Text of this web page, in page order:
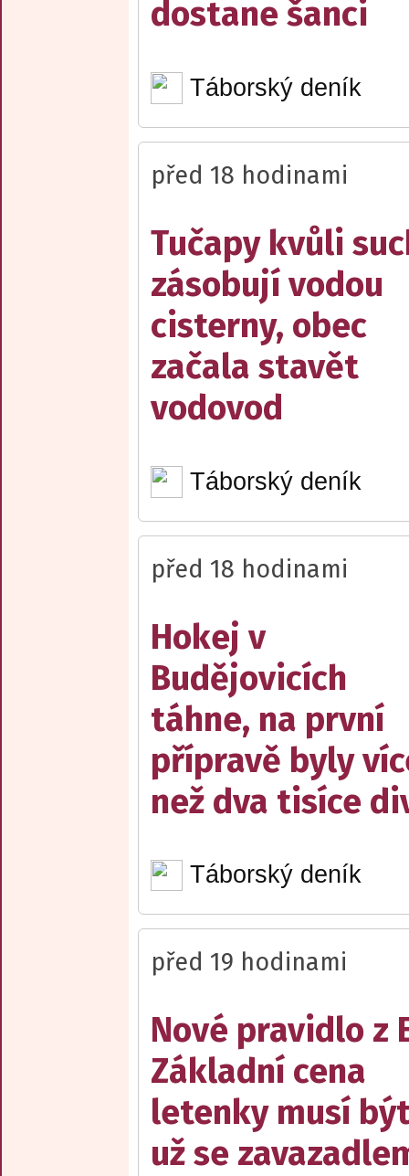
dostane šanci
Táborský deník
před 18 hodinami
Tučapy kvůli
zásobují vodou
cisterny, obec
začala stavět
vodovod
Táborský deník
před 18 hodinami
Hokej v
Budějovicích
táhne, na první
přípravě byly
než dva tisíce
Táborský deník
před 19 hodinami
Nové pravidlo z
Základní cena
letenky musí
už se